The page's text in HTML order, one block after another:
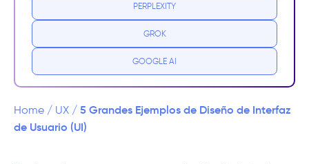
¿Qué me gusta de Asana?
2. Gumroad
¿Qué me gusta de Gumroad?
PERPLEXITY
GROK
GOOGLE AI
Home / UX / 5 Grandes Ejemplos de Diseño de Interfaz
de Usuario (UI)